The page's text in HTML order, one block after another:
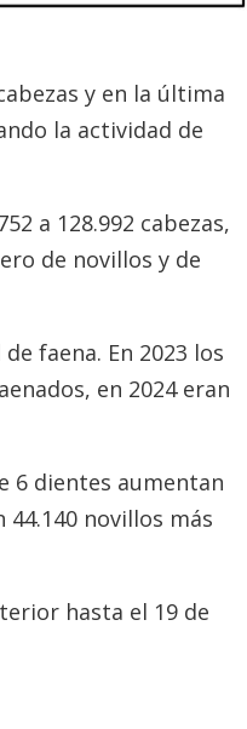
y en la última
la actividad de
a 128.992 cabezas,
de novillos y de
faena. En 2023 los
en 2024 eran
6 dientes aumentan
44.140 novillos más
hasta el 19 de